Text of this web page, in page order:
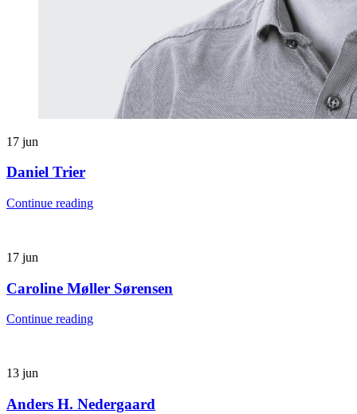
17 jun
Daniel Trier
Continue reading
17 jun
Caroline Møller Sørensen
Continue reading
13 jun
Anders H. Nedergaard